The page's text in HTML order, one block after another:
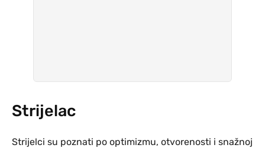
Strijelac
Strijelci su poznati po optimizmu, otvorenosti i snažnoj